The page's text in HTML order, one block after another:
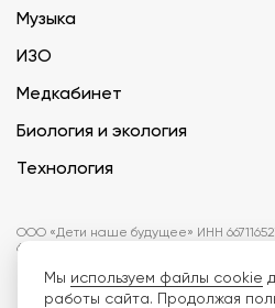
Музыка
ИЗО
Медкабинет
Биология и экология
Технология
ООО «Дети наше будущее» ИНН
667101001 БИК 046577674
Информация на сайте не является
могут отличаться от поставляемых
Мы используем файлы cookie
работы сайта. Продолжая